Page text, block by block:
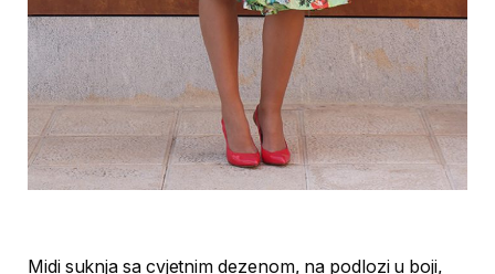
Midi suknja sa cvjetnim dezenom, na podlozi u boji,